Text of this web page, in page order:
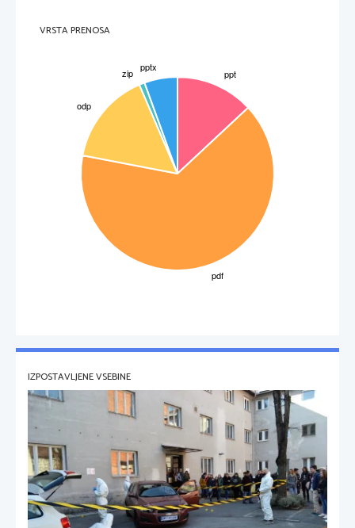
VRSTA PRENOSA
IZPOSTAVLJENE VSEBINE